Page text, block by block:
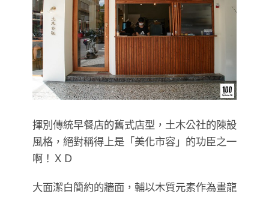
揮別傳統早餐店的舊式店型，土木公社的陳設
風格，絕對稱得上是「美化市容」的功臣之一
啊！ＸＤ
大面潔白簡約的牆面，輔以木質元素作為畫龍